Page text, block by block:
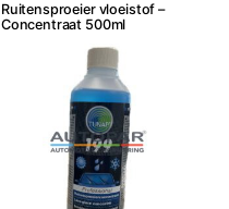
Ruitensproeier vloeistof –
Concentraat 500ml